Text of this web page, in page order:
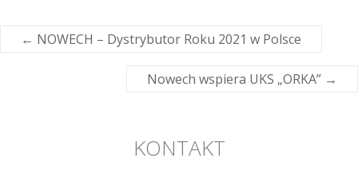
← NOWECH – Dystrybutor Roku 2021 w Polsce
Nowech wspiera UKS „ORKA” →
KONTAKT